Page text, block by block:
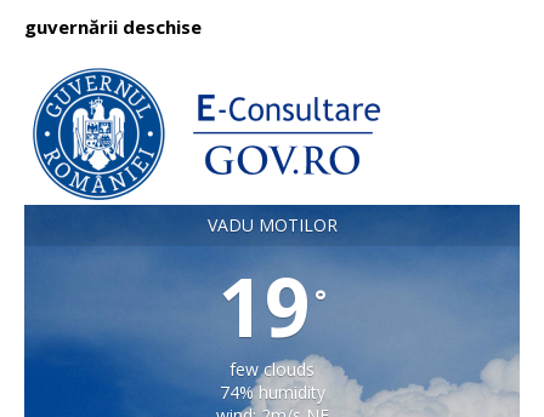
guvernării deschise
VADU MOTILOR
19 °
few clouds
74% humidity